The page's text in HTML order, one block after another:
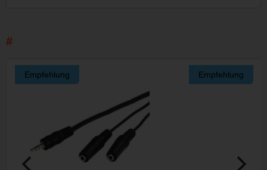
Empfehlung Empfehlung